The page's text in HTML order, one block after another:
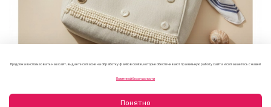
Продолжая использовать наш сайт, вы даете согласие на обработку файлов cookie, которые обеспечивают правильную работу сайта и соглашаетесь с нашей
Политикой безопасности
Понятно